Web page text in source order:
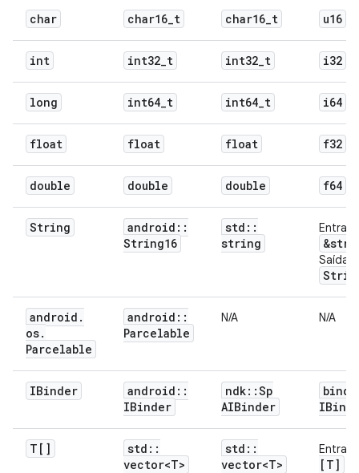
char char16_t char16_t u16
int int32_t int32_t i32
long int64_t int64_t i64
float float float f32
double double double f64
String android ::
String16
std ::
string
&str
Saída:
android .
os.
Parcelable
android ::
Parcelable
N/A N/A
IBinder android ::
IBinder
ndk::Sp
AIBinder
T[] std ::
vector<T>
std ::
vector<T>
[T]